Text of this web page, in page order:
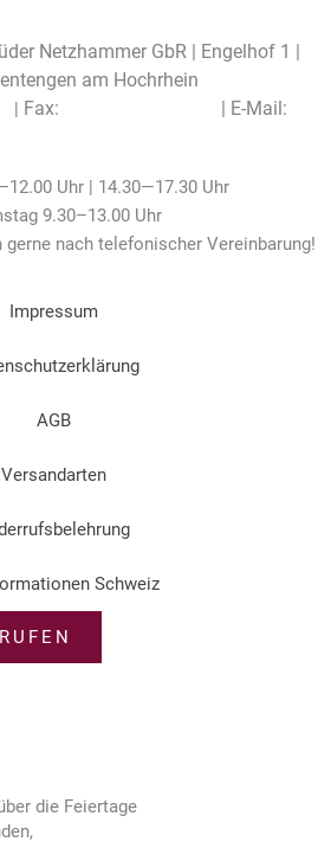
Netzhammer GbR | Engelhof 1 |
am Hochrhein
| Fax: | E-Mail:
Uhr | 14.30—17.30 Uhr
9.30–13.00 Uhr
nach telefonischer Vereinbarung!
Impressum
AGB
Versandarten
Schweiz
die Feiertage